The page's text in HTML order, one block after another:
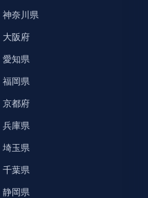
神奈川県
大阪府
愛知県
福岡県
京都府
兵庫県
埼玉県
千葉県
静岡県